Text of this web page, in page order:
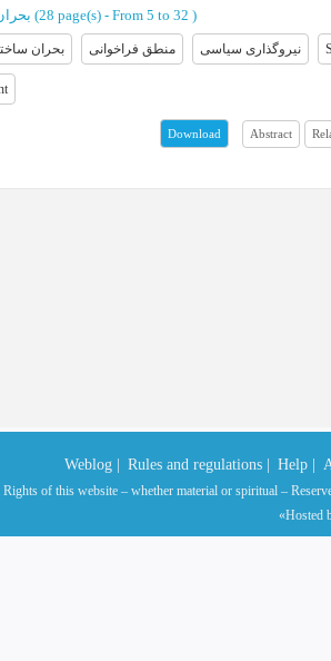
(‎28 page(s) - From 5 to 32 )
بحران منطق فراخوانی نیروگذاری سیاسی
Download Abstract
Weblog | Rules and regulations | Help |
of this website – whether material or spiritual –
«Hosted